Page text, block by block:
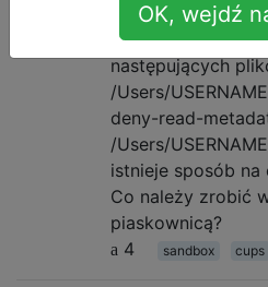
rozszerzenie
odmawia
następujących
/Users/
deny-read-
/Users/
istnieje sposób
Co należy zrobić
piaskownicą?
4
sandbox cups
OK, wejdź